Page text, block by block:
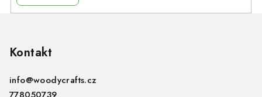
Kontakt
info@woodycrafts.cz
778050739